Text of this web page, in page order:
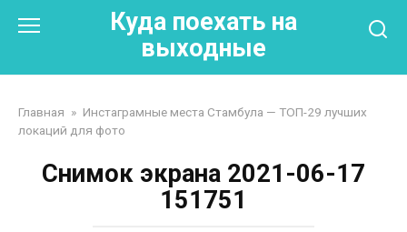
Куда поехать на
выходные
Главная » Инстаграмные места Стамбула — ТОП-29 лучших
локаций для фото
Снимок экрана 2021-06-17
151751